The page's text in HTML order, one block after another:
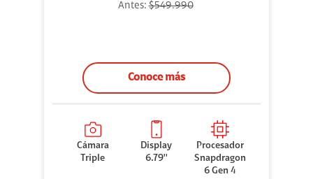
Antes:$549.990
Conoce más
Cámara
Triple
Display
6.79''
Procesador
Snapdragon
6 Gen 4